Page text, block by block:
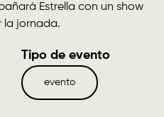
Estrella con un show
la jornada.
Tipo de evento
evento